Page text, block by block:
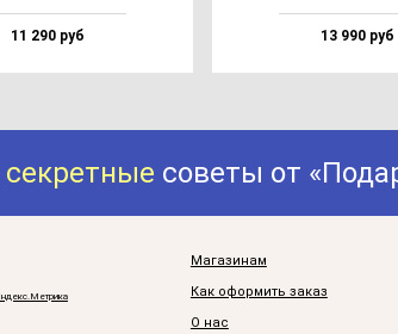
11 290 руб 13 990 руб
секретные советы от
Магазинам
Как оформить заказ
О нас